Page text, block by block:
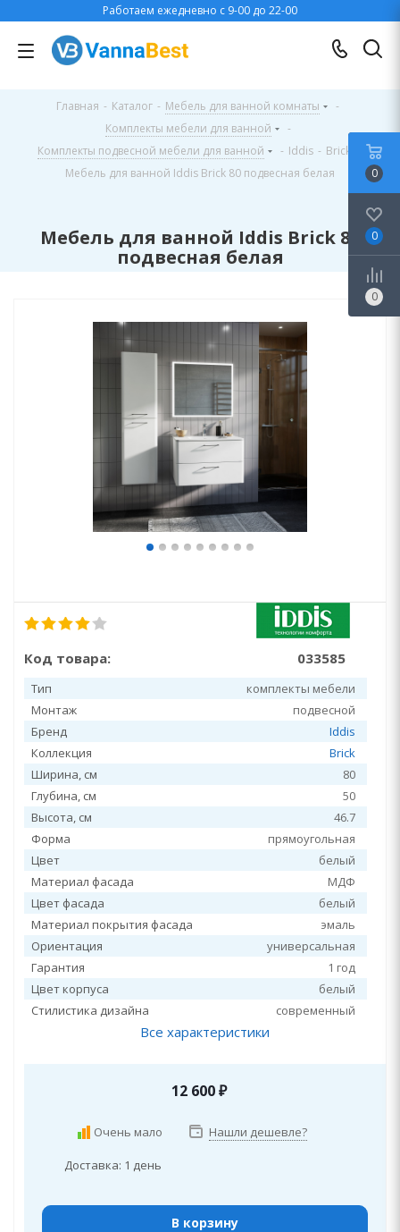
Работаем ежедневно с 9-00 до 22-00
Главная - Каталог - Мебель для ванной комнаты
-
Комплекты мебели для ванной
-
Комплекты подвесной мебели для ванной
- Iddis - Brick
Мебель для ванной Iddis Brick 80 подвесная белая
Мебель для ванной Iddis Brick 80
подвесная белая
Код товара: 033585
Тип
комплекты мебели
Монтаж
подвесной
Бренд
Iddis
Коллекция
Brick
Ширина, см
80
Глубина, см
50
Высота, см
46.7
Форма
прямоугольная
Цвет
белый
Материал фасада
МДФ
Цвет фасада
белый
Материал покрытия фасада
эмаль
Ориентация
универсальная
Гарантия
1 год
Цвет корпуса
белый
Стилистика дизайна
современный
Все характеристики
12 600₽
Очень мало Нашли дешевле?
Доставка: 1 день
В корзину
0
0
0